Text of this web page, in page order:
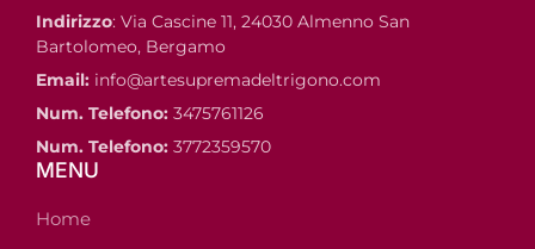
Indirizzo: Via Cascine 11, 24030 Almenno San
Bartolomeo, Bergamo
Email: info@artesupremadeltrigono.com
Num. Telefono:3475761126
Num. Telefono:3772359570
MENU
Home